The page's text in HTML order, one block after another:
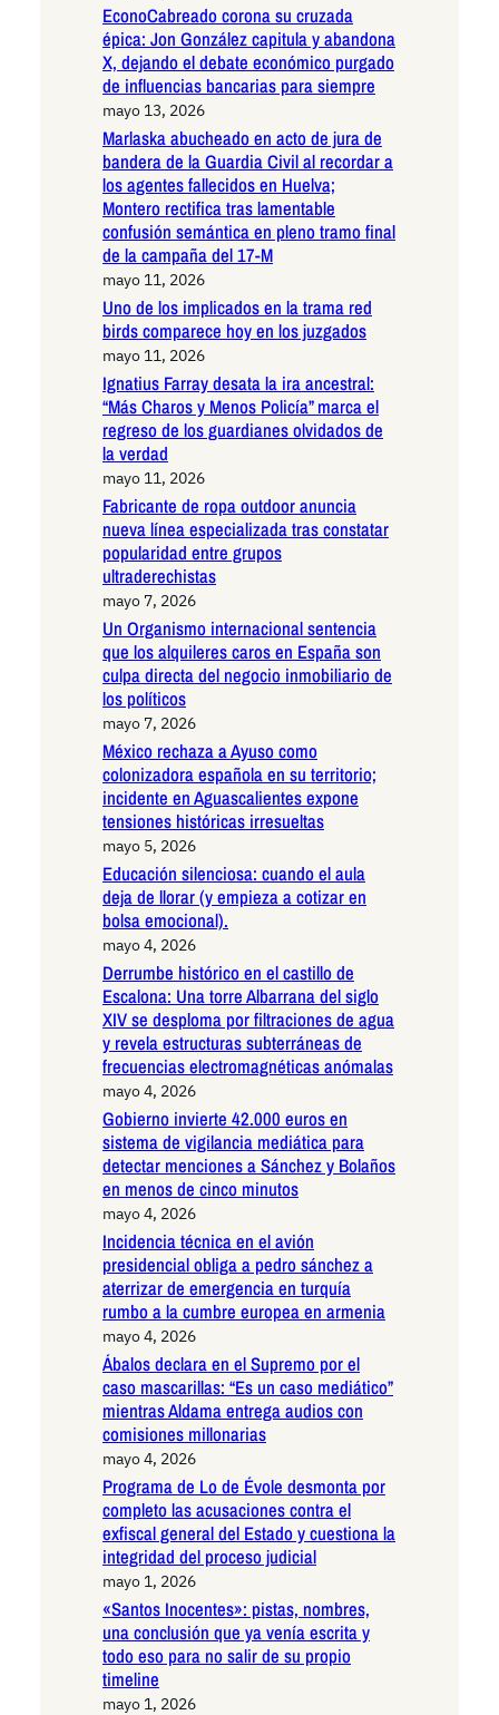
EconoCabreado corona su cruzada
épica: Jon González capitula y abandona
X, dejando el debate económico purgado
de influencias bancarias para siempre
mayo 13, 2026
Marlaska abucheado en acto de jura de
bandera de la Guardia Civil al recordar a
los agentes fallecidos en Huelva;
Montero rectifica tras lamentable
confusión semántica en pleno tramo final
de la campaña del 17-M
mayo 11, 2026
Uno de los implicados en la trama red
birds comparece hoy en los juzgados
mayo 11, 2026
Ignatius Farray desata la ira ancestral:
“Más Charos y Menos Policía” marca el
regreso de los guardianes olvidados de
la verdad
mayo 11, 2026
Fabricante de ropa outdoor anuncia
nueva línea especializada tras constatar
popularidad entre grupos
ultraderechistas
mayo 7, 2026
Un Organismo internacional sentencia
que los alquileres caros en España son
culpa directa del negocio inmobiliario de
los políticos
mayo 7, 2026
México rechaza a Ayuso como
colonizadora española en su territorio;
incidente en Aguascalientes expone
tensiones históricas irresueltas
mayo 5, 2026
Educación silenciosa: cuando el aula
deja de llorar (y empieza a cotizar en
bolsa emocional).
mayo 4, 2026
Derrumbe histórico en el castillo de
Escalona: Una torre Albarrana del siglo
XIV se desploma por filtraciones de agua
y revela estructuras subterráneas de
frecuencias electromagnéticas anómalas
mayo 4, 2026
Gobierno invierte 42.000 euros en
sistema de vigilancia mediática para
detectar menciones a Sánchez y Bolaños
en menos de cinco minutos
mayo 4, 2026
Incidencia técnica en el avión
presidencial obliga a pedro sánchez a
aterrizar de emergencia en turquía
rumbo a la cumbre europea en armenia
mayo 4, 2026
Ábalos declara en el Supremo por el
caso mascarillas: “Es un caso mediático”
mientras Aldama entrega audios con
comisiones millonarias
mayo 4, 2026
Programa de Lo de Évole desmonta por
completo las acusaciones contra el
exfiscal general del Estado y cuestiona la
integridad del proceso judicial
mayo 1, 2026
«Santos Inocentes»: pistas, nombres,
una conclusión que ya venía escrita y
todo eso para no salir de su propio
timeline
mayo 1, 2026